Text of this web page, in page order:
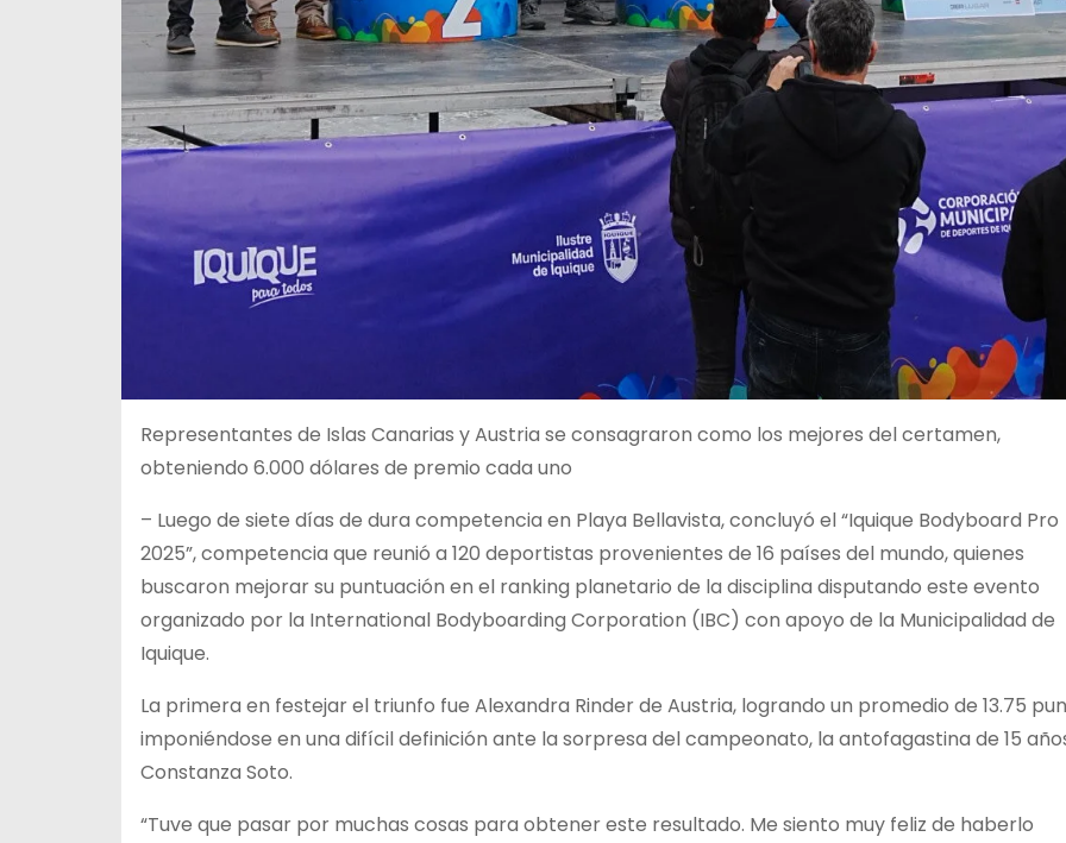
Representantes de Islas Canarias y Austria se consagraron como los mejores del certamen,
obteniendo 6.000 dólares de premio cada uno
– Luego de siete días de dura competencia en Playa Bellavista, concluyó el “Iquique Bodyboard Pro
2025”, competencia que reunió a 120 deportistas provenientes de 16 países del mundo, quienes
buscaron mejorar su puntuación en el ranking planetario de la disciplina disputando este evento
organizado por la International Bodyboarding Corporation (IBC) con apoyo de la Municipalidad de
Iquique.
La primera en festejar el triunfo fue Alexandra Rinder de Austria, logrando un promedio de 13.75
imponiéndose en una difícil definición ante la sorpresa del campeonato, la antofagastina de 15
Constanza Soto.
“Tuve que pasar por muchas cosas para obtener este resultado. Me siento muy feliz de haberlo